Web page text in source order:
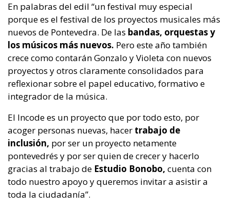
En palabras del edil “un festival muy especial
porque es el festival de los proyectos musicales más
nuevos de Pontevedra. De las bandas, orquestas y
los músicos más nuevos. Pero este año también
crece como contarán Gonzalo y Violeta con nuevos
proyectos y otros claramente consolidados para
reflexionar sobre el papel educativo, formativo e
integrador de la música.
El Incode es un proyecto que por todo esto, por
acoger personas nuevas, hacer trabajo de
inclusión, por ser un proyecto netamente
pontevedrés y por ser quien de crecer y hacerlo
gracias al trabajo de Estudio Bonobo, cuenta con
todo nuestro apoyo y queremos invitar a asistir a
toda la ciudadanía”.